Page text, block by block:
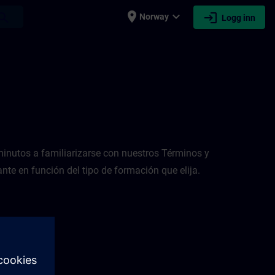
place Norway expand_more login Logg inn
a familiarizarse con nuestros Términos y
en función del tipo de formación que elija.
a